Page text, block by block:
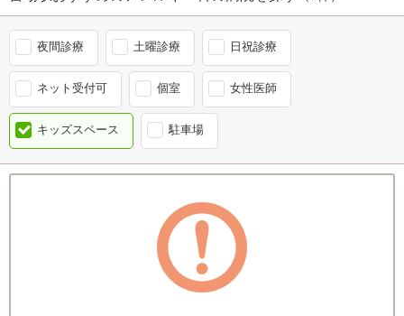
夜間診療 土曜診療 日祝診療
ネット受付可 個室 女性医師
キッズスペース 駐車場